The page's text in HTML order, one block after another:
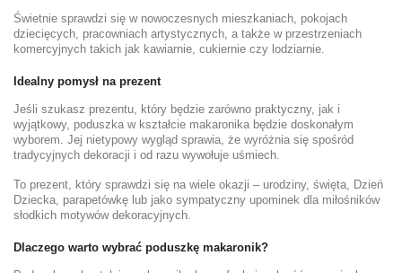
Świetnie sprawdzi się w nowoczesnych mieszkaniach, pokojach
dziecięcych, pracowniach artystycznych, a także w przestrzeniach
komercyjnych takich jak kawiarnie, cukiernie czy lodziarnie.
Idealny pomysł na prezent
Jeśli szukasz prezentu, który będzie zarówno praktyczny, jak i
wyjątkowy, poduszka w kształcie makaronika będzie doskonałym
wyborem. Jej nietypowy wygląd sprawia, że wyróżnia się spośród
tradycyjnych dekoracji i od razu wywołuje uśmiech.
To prezent, który sprawdzi się na wiele okazji – urodziny, święta, Dzień
Dziecka, parapetówkę lub jako sympatyczny upominek dla miłośników
słodkich motywów dekoracyjnych.
Dlaczego warto wybrać poduszkę makaronik?